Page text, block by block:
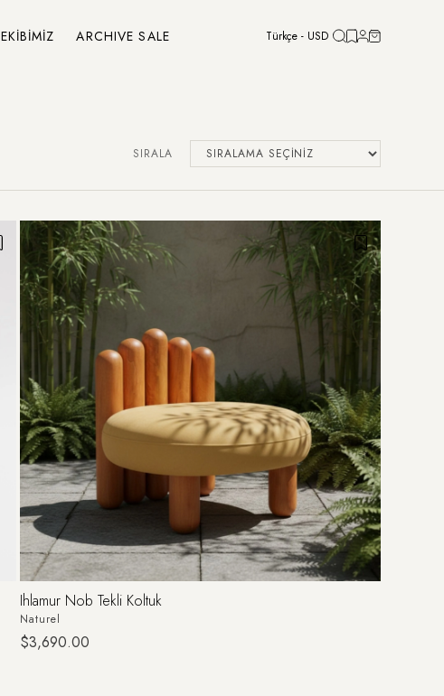
EKİBİMİZ ARCHIVE SALE Türkçe - USD
Ihlamur Nob Tekli Koltuk
Naturel
$3,690.00